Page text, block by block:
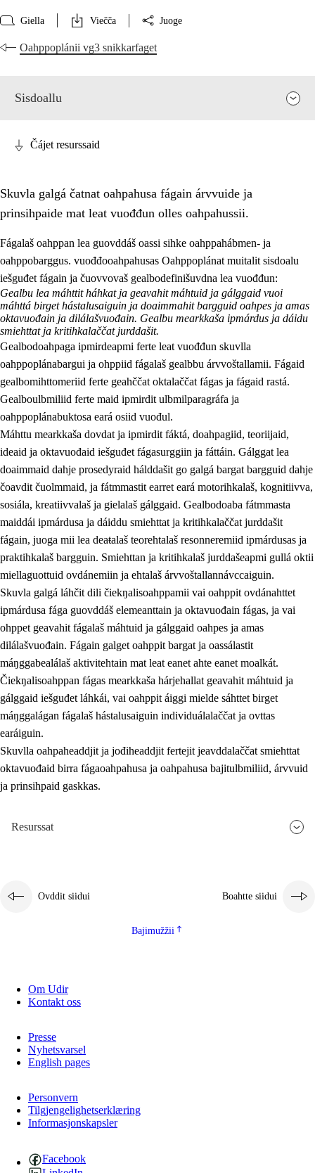
Giella Viečča Juoge
Oahppoplánii vg3 snikkarfaget
Sisdoallu
2. Oahppama prinsihpat, ovdáneapmi ja oahppahábmen
2.1 Sosiála oahppan ja ovdáneapmi
2.2 Gealbu fágain
2.3 Vuođđogálggat
2.4 Oahppat oahppat
Fágaidrasttideaddji fáttát
Čájet resurssaid
Skuvla galgá čatnat oahpahusa fágain árvvuide ja
prinsihpaide mat leat vuođđun olles oahpahussii.
Fágalaš oahppan lea guovddáš oassi sihke oahppahábmen- ja
oahppobarggus. vuođđooahpahusas Oahppoplánat muitalit sisdoalu
iešguđet fágain ja čuovvovaš gealbodefinišuvdna lea vuođđun:
Gealbu lea máhttit háhkat ja geavahit máhtuid ja gálggaid vuoi
máhttá birget hástalusaiguin ja doaimmahit bargguid oahpes ja amas
oktavuođain ja dilálašvuođain. Gealbu mearkkaša ipmárdus ja dáidu
smiehttat ja kritihkalaččat jurddašit.
Gealbodoahpaga ipmirdeapmi ferte leat vuođđun skuvlla
oahppoplánabargui ja ohppiid fágalaš gealbbu árvvoštallamii. Fágaid
gealbomihttomeriid ferte geahččat oktalaččat fágas ja fágaid rastá.
Gealboulbmiliid ferte maid ipmirdit ulbmilparagráfa ja
oahppoplánabuktosa eará osiid vuođul.
Máhttu mearkkaša dovdat ja ipmirdit fáktá, doahpagiid, teoriijaid,
ideaid ja oktavuođaid iešguđet fágasurggiin ja fáttáin. Gálggat lea
doaimmaid dahje prosedyraid hálddašit go galgá bargat bargguid dahje
čoavdit čuolmmaid, ja fátmmastit earret eará motorihkalaš, kognitiivva,
sosiála, kreatiivvalaš ja gielalaš gálggaid. Gealbodoaba fátmmasta
maiddái ipmárdusa ja dáiddu smiehttat ja kritihkalaččat jurddašit
fágain, juoga mii lea deaŧalaš teorehtalaš resonneremiid ipmárdusas ja
praktihkalaš bargguin. Smiehttan ja kritihkalaš jurddašeapmi gullá oktii
miellaguottuid ovdánemiin ja ehtalaš árvvoštallannávccaiguin.
Skuvla galgá láhčit dili čiekŋalisoahppamii vai oahppit ovdánahttet
ipmárdusa fága guovddáš elemeanttain ja oktavuođain fágas, ja vai
ohppet geavahit fágalaš máhtuid ja gálggaid oahpes ja amas
dilálašvuođain. Fágain galget oahppit bargat ja oassálastit
máŋggabealálaš aktivitehtain mat leat eanet ahte eanet moalkát.
Čiekŋalisoahppan fágas mearkkaša hárjehallat geavahit máhtuid ja
gálggaid iešguđet láhkái, vai oahppit áiggi mielde sáhttet birget
máŋggalágan fágalaš hástalusaiguin individuálalaččat ja ovttas
earáiguin.
Skuvlla oahpaheaddjit ja jođiheaddjit fertejit jeavddalaččat smiehttat
oktavuođaid birra fágaoahpahusa ja oahpahusa bajitulbmiliid, árvvuid
ja prinsihpaid gaskkas.
Resurssat
Ovddit siidui Boahtte siidui
Bajimužžii
Om Udir
Kontakt oss
Presse
Nyhetsvarsel
English pages
Personvern
Tilgjengelighetserklæring
Informasjonskapsler
Facebook